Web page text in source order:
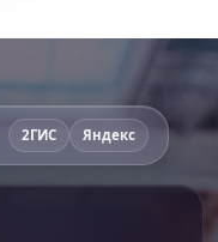
2ГИС Яндекс